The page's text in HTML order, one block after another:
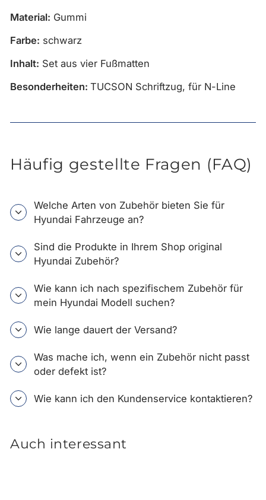
Material: Gummi
Farbe: schwarz
Inhalt: Set aus vier Fußmatten
Besonderheiten: TUCSON Schriftzug, für N-Line
Häufig gestellte Fragen (FAQ)
Welche Arten von Zubehör bieten Sie für
Hyundai Fahrzeuge an?
Sind die Produkte in Ihrem Shop original
Hyundai Zubehör?
Wie kann ich nach spezifischem Zubehör für
mein Hyundai Modell suchen?
Wie lange dauert der Versand?
Was mache ich, wenn ein Zubehör nicht passt
oder defekt ist?
Wie kann ich den Kundenservice kontaktieren?
Auch interessant